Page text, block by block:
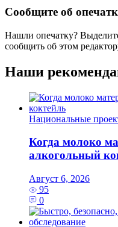
Сообщите об
Нашли опечатку?
сообщить об этом
Наши
Национальные
Когда молоко
алкогольный
Август 6, 2026
95
0